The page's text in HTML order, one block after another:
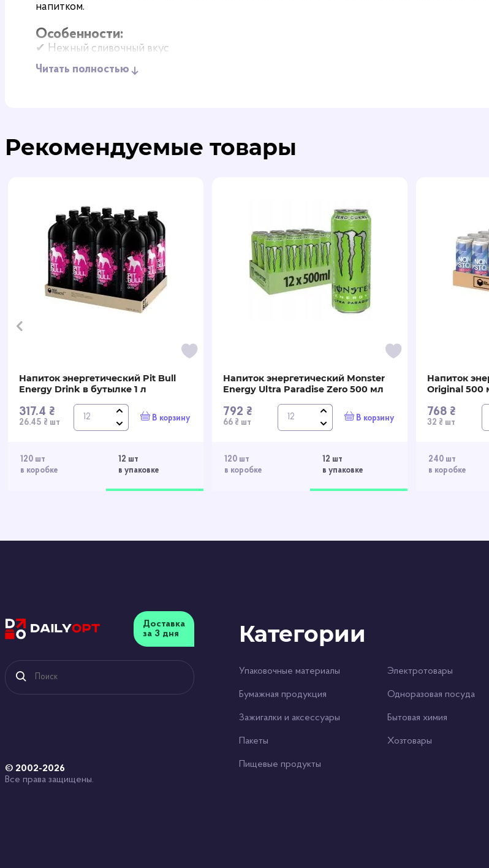
напитком.
Особенности:
✔ Нежный сливочный вкус
✔ Сбалансированная рецептура –
✔ Удобный формат стиков –
Читать полностью
Рекомендуемые товары
120 шт
в коробке
12 шт
в упаковке
Напиток энергетический Pit Bull
Energy Drink в бутылке 1 л
317.4 ₴
26.45 ₴ шт В корзину
120 шт
в коробке
12 шт
в упаковке
Напиток энергетический Monster
Energy Ultra Paradise Zero 500 мл
792 ₴
66 ₴ шт В корзину
240 шт
в коробке
Напиток
Original 500
768 ₴
32 ₴ шт
Доставка
за 3 дня
Категории
Упаковочные материалы Электротовары
Бумажная продукция Одноразовая посуда
Зажигалки и аксессуары Бытовая химия
Пакеты Хозтовары
Пищевые продукты
© 2002-2026
Все права защищены.